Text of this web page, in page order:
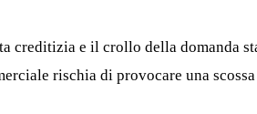
creditizia e il crollo della domanda
rischia di provocare una